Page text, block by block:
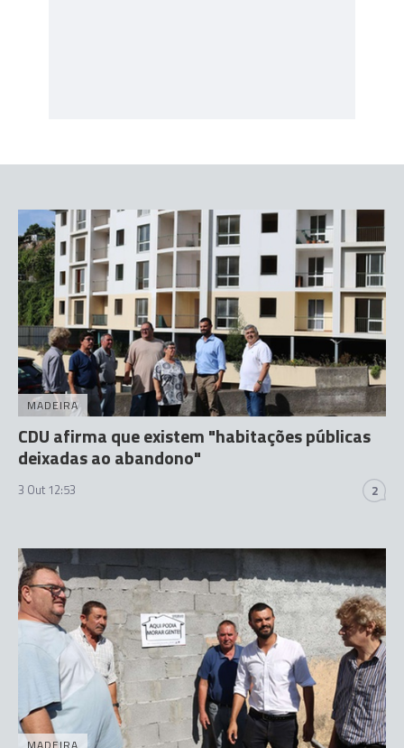
MADEIRA
CDU afirma que existem "habitações públicas
deixadas ao abandono"
3 Out 12:53 2
MADEIRA